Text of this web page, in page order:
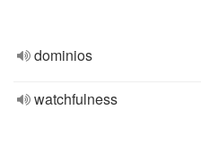
dominios
watchfulness